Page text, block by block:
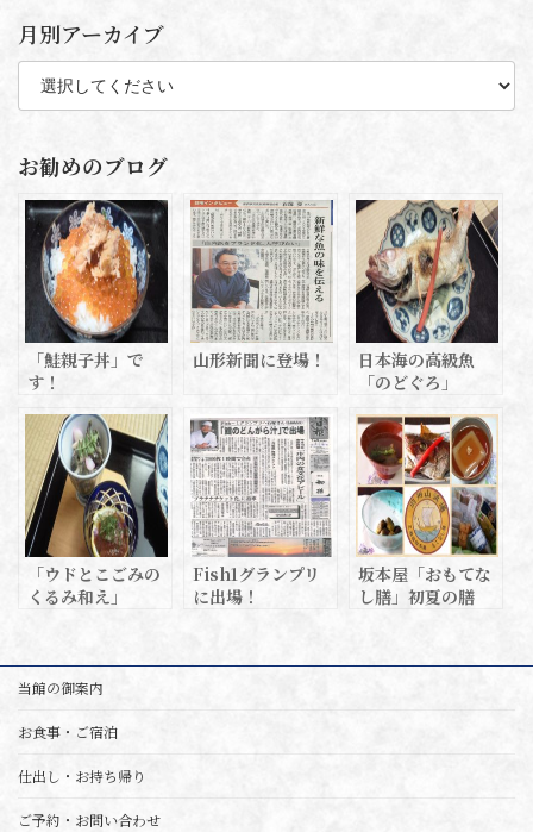
月別アーカイブ
お勧めのブログ
「鮭親子丼」で
す！
山形新聞に登場！
日本海の高級魚
「のどぐろ」
「ウドとこごみの
くるみ和え」
Fish1グランプリ
に出場！
坂本屋「おもてな
し膳」初夏の膳
当館の御案内
お食事・ご宿泊
仕出し・お持ち帰り
ご予約・お問い合わせ